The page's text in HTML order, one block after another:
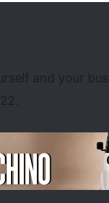
and your